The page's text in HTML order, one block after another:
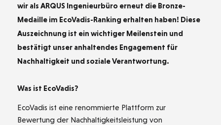
wir als ARQUS Ingenieurbüro erneut die Bronze-
Medaille im EcoVadis-Ranking erhalten haben! Diese
Auszeichnung ist ein wichtiger Meilenstein und
bestätigt unser anhaltendes Engagement für
Nachhaltigkeit und soziale Verantwortung.
Was ist EcoVadis?
EcoVadis ist eine renommierte Plattform zur
Bewertung der Nachhaltigkeitsleistung von